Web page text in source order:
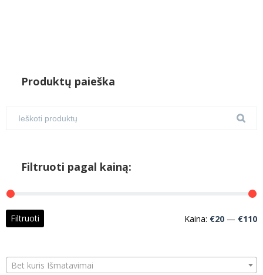
Produktų paieška
Filtruoti pagal kainą:
Filtruoti Kaina: €20 — €110
Bet kuris Išmatavimai